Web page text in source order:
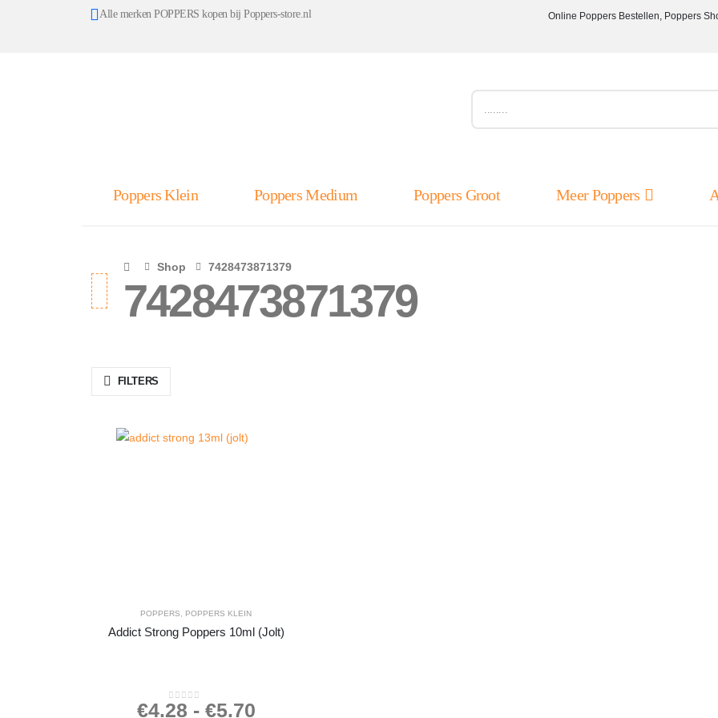
Alle merken POPPERS kopen bij Poppers-store.nl Online Poppers Bestellen, Poppers
Poppers Klein Poppers Medium Poppers Groot Meer Poppers
Shop 7428473871379
7428473871379
FILTERS
POPPERS POPPERS KLEIN
Addict Strong Poppers 10ml (Jolt)
0out of 5
€4.28 - €5.70